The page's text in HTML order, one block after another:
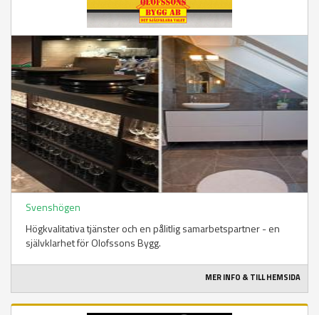
Svenshögen
Högkvalitativa tjänster och en pålitlig samarbetspartner - en
självklarhet för Olofssons Bygg.
MER INFO & TILL HEMSIDA